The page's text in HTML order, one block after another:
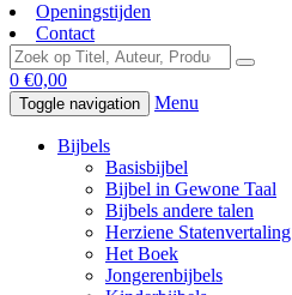
Openingstijden
Contact
0 €0,00
Toggle navigation Menu
Bijbels
Basisbijbel
Bijbel in Gewone Taal
Bijbels andere talen
Herziene Statenvertaling
Het Boek
Jongerenbijbels